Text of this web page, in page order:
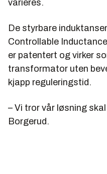
varieres.
De styrbare
Controllable
er patentert og virker
transformator uten
kjapp reguleringstid.
– Vi tror vår løsning
Borgerud.